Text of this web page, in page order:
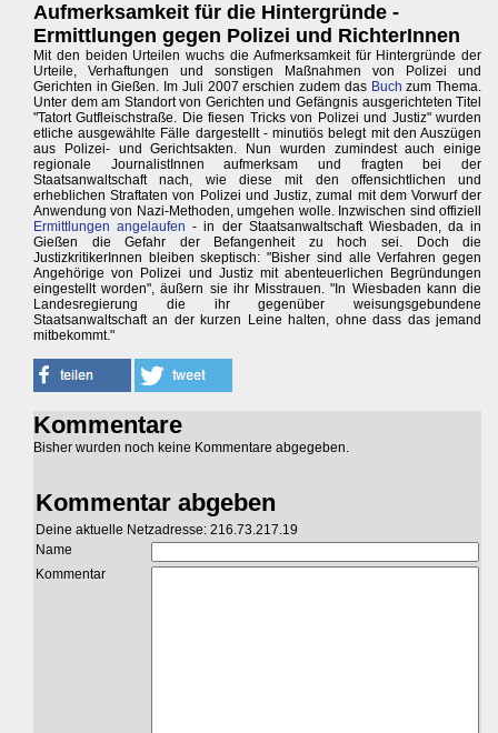
Aufmerksamkeit für die Hintergründe -
Ermittlungen gegen Polizei und RichterInnen
Mit den beiden Urteilen wuchs die Aufmerksamkeit für Hintergründe der
Urteile, Verhaftungen und sonstigen Maßnahmen von Polizei und
Gerichten in Gießen. Im Juli 2007 erschien zudem das Buch zum Thema.
Unter dem am Standort von Gerichten und Gefängnis ausgerichteten Titel
"Tatort Gutfleischstraße. Die fiesen Tricks von Polizei und Justiz" wurden
etliche ausgewählte Fälle dargestellt - minutiös belegt mit den Auszügen
aus Polizei- und Gerichtsakten. Nun wurden zumindest auch einige
regionale JournalistInnen aufmerksam und fragten bei der
Staatsanwaltschaft nach, wie diese mit den offensichtlichen und
erheblichen Straftaten von Polizei und Justiz, zumal mit dem Vorwurf der
Anwendung von Nazi-Methoden, umgehen wolle. Inzwischen sind offiziell
Ermittlungen angelaufen - in der Staatsanwaltschaft Wiesbaden, da in
Gießen die Gefahr der Befangenheit zu hoch sei. Doch die
JustizkritikerInnen bleiben skeptisch: "Bisher sind alle Verfahren gegen
Angehörige von Polizei und Justiz mit abenteuerlichen Begründungen
eingestellt worden", äußern sie ihr Misstrauen. "In Wiesbaden kann die
Landesregierung die ihr gegenüber weisungsgebundene
Staatsanwaltschaft an der kurzen Leine halten, ohne dass das jemand
mitbekommt."
Kommentare
Bisher wurden noch keine Kommentare abgegeben.
Kommentar abgeben
Deine aktuelle Netzadresse: 216.73.217.19
Name
Kommentar